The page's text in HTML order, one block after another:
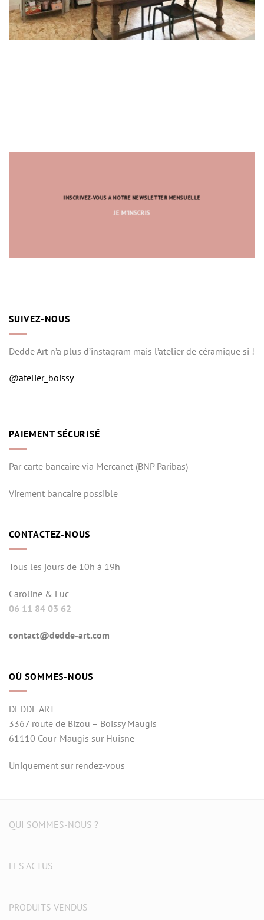
INSCRIVEZ-VOUS A NOTRE NEWSLETTER MENSUELLE
JE M’INSCRIS
SUIVEZ-NOUS
Dedde Art n’a plus d’instagram mais l’atelier de céramique si !
@atelier_boissy
PAIEMENT SÉCURISÉ
Par carte bancaire via Mercanet (BNP Paribas)
Virement bancaire possible
CONTACTEZ-NOUS
Tous les jours de 10h à 19h
Caroline & Luc
06 11 84 03 62
contact@dedde-art.com
OÙ SOMMES-NOUS
DEDDE ART
3367 route de Bizou – Boissy Maugis
61110 Cour-Maugis sur Huisne
Uniquement sur rendez-vous
QUI SOMMES-NOUS ?
LES ACTUS
PRODUITS VENDUS